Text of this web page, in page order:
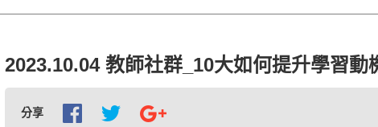
2023.10.04 教師社群­_10大如何提升學習動
分享